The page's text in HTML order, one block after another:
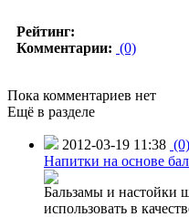
Рейтинг:
Комментарии: (0)
Пока комментариев нет
Ещё в разделе
2012-03-19 11:38 (0)
Напитки на основе
Бальзамы и настойки
использовать в